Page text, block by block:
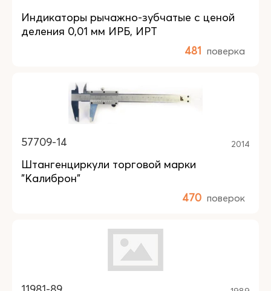
Индикаторы рычажно-зубчатые с ценой
деления 0,01 мм ИРБ, ИРТ
481 поверка
57709-14 2014
Штангенциркули торговой марки
"Калиброн"
470 поверок